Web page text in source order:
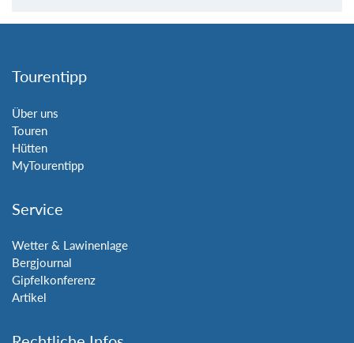
Tourentipp
Über uns
Touren
Hütten
MyTourentipp
Service
Wetter & Lawinenlage
Bergjournal
Gipfelkonferenz
Artikel